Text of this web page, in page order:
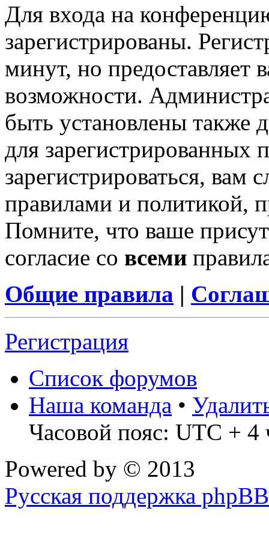
Для входа на
зарегистрированы.
минут, но предоставляет
возможности.
быть установлены также
для зарегистрированных
зарегистрироваться, вам
правилами и политикой,
Помните, что ваше
согласие со всеми
Общие правила |
Регистрация
Список форумов
Наша команда •
Часовой пояс: UTC + 4
Powered by © 2013
Русская поддержка phpBB